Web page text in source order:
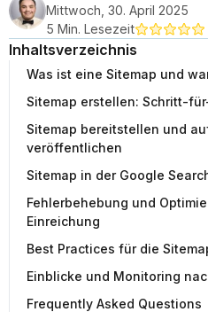
Mittwoch, 30. April 2025
5 Min. Lesezeit
Inhaltsverzeichnis
Was ist eine Sitemap und
Sitemap erstellen: Schritt-
Sitemap bereitstellen und
veröffentlichen
Sitemap in der Google
Fehlerbehebung und
Einreichung
Best Practices für die
Einblicke und Monitoring
Frequently Asked Questions